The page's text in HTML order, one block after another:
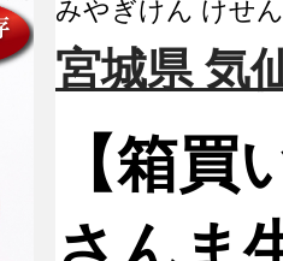
みやぎけん けせ
宮城県 気
【箱買